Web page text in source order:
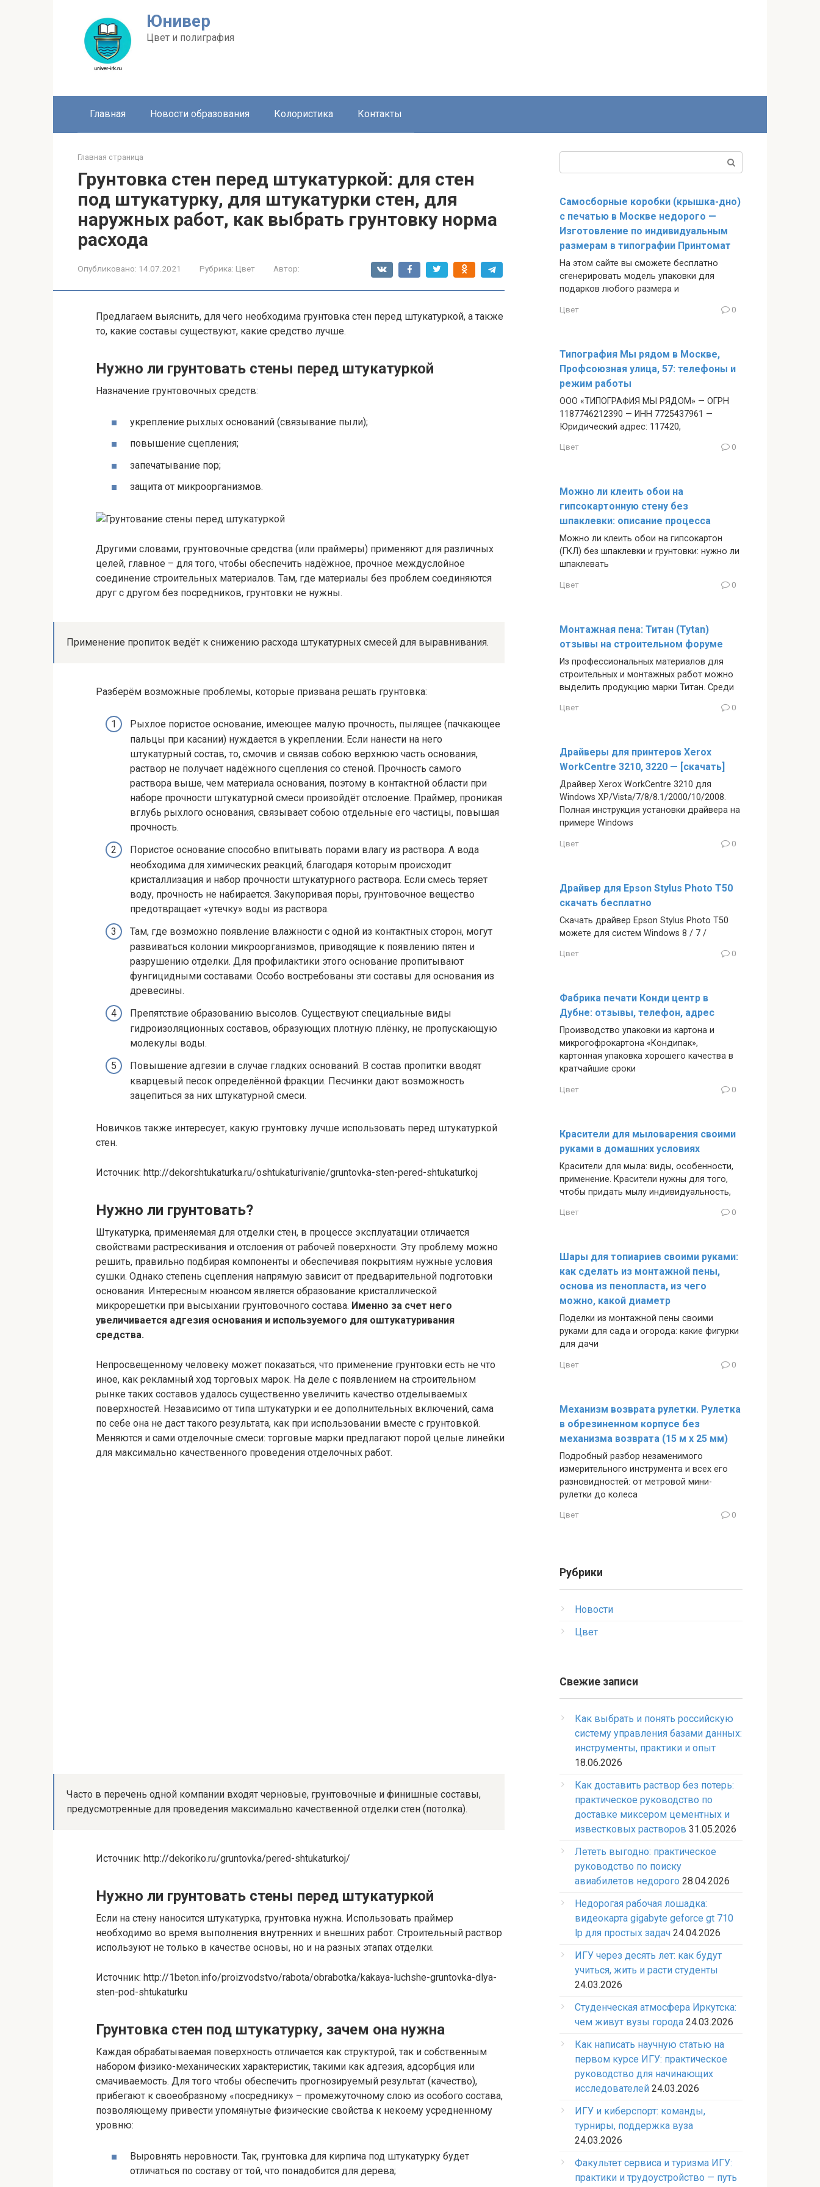
Юнивер
Цвет и полиграфия
Главная Новости образования Колористика Контакты
Главная страница
Грунтовка стен перед штукатуркой: для стен
под штукатурку, для штукатурки стен, для
наружных работ, как выбрать грунтовку норма
расхода
Опубликовано: 14.07.2021 Рубрика: Цвет Автор:
Предлагаем выяснить, для чего необходима грунтовка стен перед штукатуркой, а также
то, какие составы существуют, какие средство лучше.
Нужно ли грунтовать стены перед штукатуркой
Назначение грунтовочных средств:
укрепление рыхлых оснований (связывание пыли);
повышение сцепления;
запечатывание пор;
защита от микроорганизмов.
Другими словами, грунтовочные средства (или праймеры) применяют для различных
целей, главное – для того, чтобы обеспечить надёжное, прочное междуслойное
соединение строительных материалов. Там, где материалы без проблем соединяются
друг с другом без посредников, грунтовки не нужны.
Применение пропиток ведёт к снижению расхода штукатурных смесей для выравнивания.
Разберём возможные проблемы, которые призвана решать грунтовка:
Рыхлое пористое основание, имеющее малую прочность, пылящее (пачкающее
пальцы при касании) нуждается в укреплении. Если нанести на него
штукатурный состав, то, смочив и связав собою верхнюю часть основания,
раствор не получает надёжного сцепления со стеной. Прочность самого
раствора выше, чем материала основания, поэтому в контактной области при
наборе прочности штукатурной смеси произойдёт отслоение. Праймер, проникая
вглубь рыхлого основания, связывает собою отдельные его частицы, повышая
прочность.
Пористое основание способно впитывать порами влагу из раствора. А вода
необходима для химических реакций, благодаря которым происходит
кристаллизация и набор прочности штукатурного раствора. Если смесь теряет
воду, прочность не набирается. Закупоривая поры, грунтовочное вещество
предотвращает «утечку» воды из раствора.
Там, где возможно появление влажности с одной из контактных сторон, могут
развиваться колонии микроорганизмов, приводящие к появлению пятен и
разрушению отделки. Для профилактики этого основание пропитывают
фунгицидными составами. Особо востребованы эти составы для основания из
древесины.
Препятствие образованию высолов. Существуют специальные виды
гидроизоляционных составов, образующих плотную плёнку, не пропускающую
молекулы воды.
Повышение адгезии в случае гладких оснований. В состав пропитки вводят
кварцевый песок определённой фракции. Песчинки дают возможность
зацепиться за них штукатурной смеси.
Новичков также интересует, какую грунтовку лучше использовать перед штукатуркой
стен.
Источник: http://dekorshtukaturka.ru/oshtukaturivanie/gruntovka-sten-pered-shtukaturkoj
Нужно ли грунтовать?
Штукатурка, применяемая для отделки стен, в процессе эксплуатации отличается
свойствами растрескивания и отслоения от рабочей поверхности. Эту проблему можно
решить, правильно подбирая компоненты и обеспечивая покрытиям нужные условия
сушки. Однако степень сцепления напрямую зависит от предварительной подготовки
основания. Интересным нюансом является образование кристаллической
микрорешетки при высыхании грунтовочного состава. Именно за счет него
увеличивается адгезия основания и используемого для оштукатуривания
средства.
Непросвещенному человеку может показаться, что применение грунтовки есть не что
иное, как рекламный ход торговых марок. На деле с появлением на строительном
рынке таких составов удалось существенно увеличить качество отделываемых
поверхностей. Независимо от типа штукатурки и ее дополнительных включений, сама
по себе она не даст такого результата, как при использовании вместе с грунтовкой.
Меняются и сами отделочные смеси: торговые марки предлагают порой целые линейки
для максимально качественного проведения отделочных работ.
Часто в перечень одной компании входят черновые, грунтовочные и финишные составы,
предусмотренные для проведения максимально качественной отделки стен (потолка).
Источник: http://dekoriko.ru/gruntovka/pered-shtukaturkoj/
Нужно ли грунтовать стены перед штукатуркой
Если на стену наносится штукатурка, грунтовка нужна. Использовать праймер
необходимо во время выполнения внутренних и внешних работ. Строительный раствор
используют не только в качестве основы, но и на разных этапах отделки.
Источник: http://1beton.info/proizvodstvo/rabota/obrabotka/kakaya-luchshe-gruntovka-dlya-
sten-pod-shtukaturku
Грунтовка стен под штукатурку, зачем она нужна
Каждая обрабатываемая поверхность отличается как структурой, так и собственным
набором физико-механических характеристик, такими как адгезия, адсорбция или
смачиваемость. Для того чтобы обеспечить прогнозируемый результат (качество),
прибегают к своеобразному «посреднику» – промежуточному слою из особого состава,
позволяющему привести упомянутые физические свойства к некоему усредненному
уровню:
Выровнять неровности. Так, грунтовка для кирпича под штукатурку будет
отличаться по составу от той, что понадобится для дерева;
Самосборные коробки (крышка-дно)
с печатью в Москве недорого —
Изготовление по индивидуальным
размерам в типографии Принтомат
На этом сайте вы сможете бесплатно
сгенерировать модель упаковки для
подарков любого размера и
Цвет 0
Типография Мы рядом в Москве,
Профсоюзная улица, 57: телефоны и
режим работы
ООО «ТИПОГРАФИЯ МЫ РЯДОМ» — ОГРН
1187746212390 — ИНН 7725437961 —
Юридический адрес: 117420,
Цвет 0
Можно ли клеить обои на
гипсокартонную стену без
шпаклевки: описание процесса
Можно ли клеить обои на гипсокартон
(ГКЛ) без шпаклевки и грунтовки: нужно ли
шпаклевать
Цвет 0
Монтажная пена: Титан (Tytan)
отзывы на строительном форуме
Из профессиональных материалов для
строительных и монтажных работ можно
выделить продукцию марки Титан. Среди
Цвет 0
Драйверы для принтеров Xerox
WorkCentre 3210, 3220 — [скачать]
Драйвер Xerox WorkCentre 3210 для
Windows XP/Vista/7/8/8.1/2000/10/2008.
Полная инструкция установки драйвера на
примере Windows
Цвет 0
Драйвер для Epson Stylus Photo T50
скачать бесплатно
Скачать драйвер Epson Stylus Photo T50
можете для систем Windows 8 / 7 /
Цвет 0
Фабрика печати Конди центр в
Дубне: отзывы, телефон, адрес
Производство упаковки из картона и
микрогофрокартона «Кондипак»,
картонная упаковка хорошего качества в
кратчайшие сроки
Цвет 0
Красители для мыловарения своими
руками в домашних условиях
Красители для мыла: виды, особенности,
применение. Красители нужны для того,
чтобы придать мылу индивидуальность,
Цвет 0
Шары для топиариев своими руками:
как сделать из монтажной пены,
основа из пенопласта, из чего
можно, какой диаметр
Поделки из монтажной пены своими
руками для сада и огорода: какие фигурки
для дачи
Цвет 0
Механизм возврата рулетки. Рулетка
в обрезиненном корпусе без
механизма возврата (15 м x 25 мм)
Подробный разбор незаменимого
измерительного инструмента и всех его
разновидностей: от метровой мини-
рулетки до колеса
Цвет 0
Рубрики
Новости
Цвет
Свежие записи
Как выбрать и понять российскую
систему управления базами данных:
инструменты, практики и опыт
18.06.2026
Как доставить раствор без потерь:
практическое руководство по
доставке миксером цементных и
известковых растворов 31.05.2026
Лететь выгодно: практическое
руководство по поиску
авиабилетов недорого 28.04.2026
Недорогая рабочая лошадка:
видеокарта gigabyte geforce gt 710
lp для простых задач 24.04.2026
ИГУ через десять лет: как будут
учиться, жить и расти студенты
24.03.2026
Студенческая атмосфера Иркутска:
чем живут вузы города 24.03.2026
Как написать научную статью на
первом курсе ИГУ: практическое
руководство для начинающих
исследователей 24.03.2026
ИГУ и киберспорт: команды,
турниры, поддержка вуза
24.03.2026
Факультет сервиса и туризма ИГУ:
практики и трудоустройство — путь